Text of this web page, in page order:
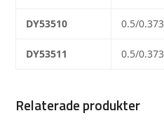
DY53510 0.5/0.373
DY53511 0.5/0.373
Relaterade produkter